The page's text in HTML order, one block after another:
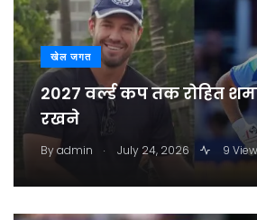
खेल जगत
2027 वर्ल्ड कप तक रोहित
रखने
Byadmin . July 24, 2026 9